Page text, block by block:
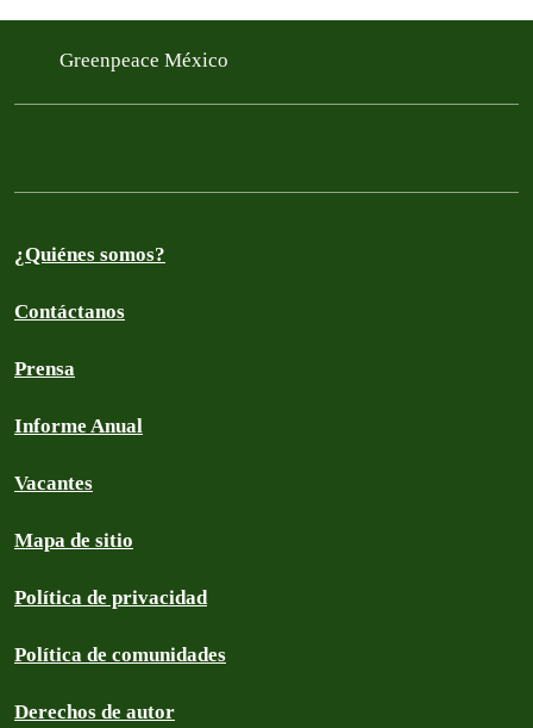
Greenpeace México
¿Quiénes somos?
Contáctanos
Prensa
Informe Anual
Vacantes
Mapa de sitio
Política de privacidad
Política de comunidades
Derechos de autor